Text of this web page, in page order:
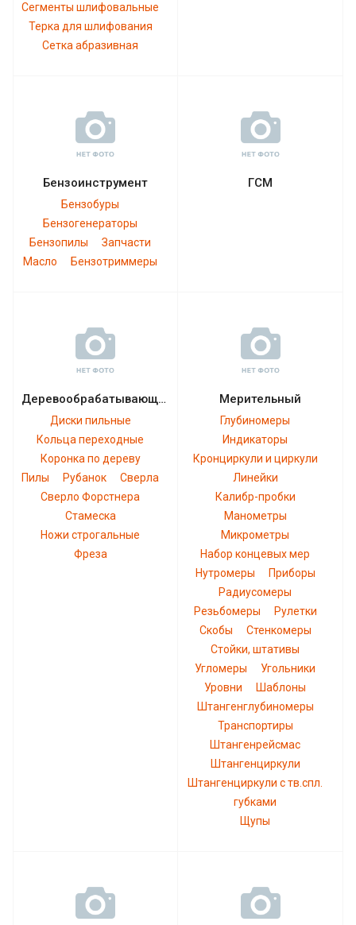
Сегменты шлифовальные
Терка для шлифования
Сетка абразивная
Бензоинструмент
Бензобуры
Бензогенераторы
Бензопилы
Запчасти
Масло
Бензотриммеры
ГСМ
Деревообрабатывающий
Диски пильные
Кольца переходные
Коронка по дереву
Пилы
Рубанок
Сверла
Сверло Форстнера
Стамеска
Ножи строгальные
Фреза
Мерительный
Глубиномеры
Индикаторы
Кронциркули и циркули
Линейки
Калибр-пробки
Манометры
Микрометры
Набор концевых мер
Нутромеры
Приборы
Радиусомеры
Резьбомеры
Рулетки
Скобы
Стенкомеры
Стойки, штативы
Угломеры
Угольники
Уровни
Шаблоны
Штангенглубиномеры
Транспортиры
Штангенрейсмас
Штангенциркули
Штангенциркули с тв.спл.
губками
Щупы